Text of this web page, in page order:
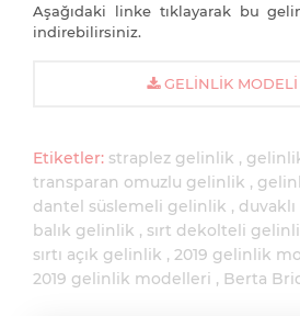
Aşağıdaki linke tıklayarak bu
indirebilirsiniz.
GELINLIK
Etiketler: straplez gelinlik
transparan omuzlu gelinlik
dantel süslemeli gelinlik
balık gelinlik
sırt dekolteli
sırtı açık gelinlik
2019 gelinlik
2019 gelinlik modelleri
Berta